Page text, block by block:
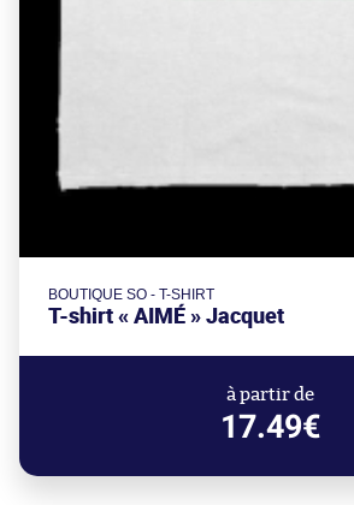
BOUTIQUE SO - T-SHIRT
T-shirt « AIMÉ » Jacquet
à partir de
17.49€